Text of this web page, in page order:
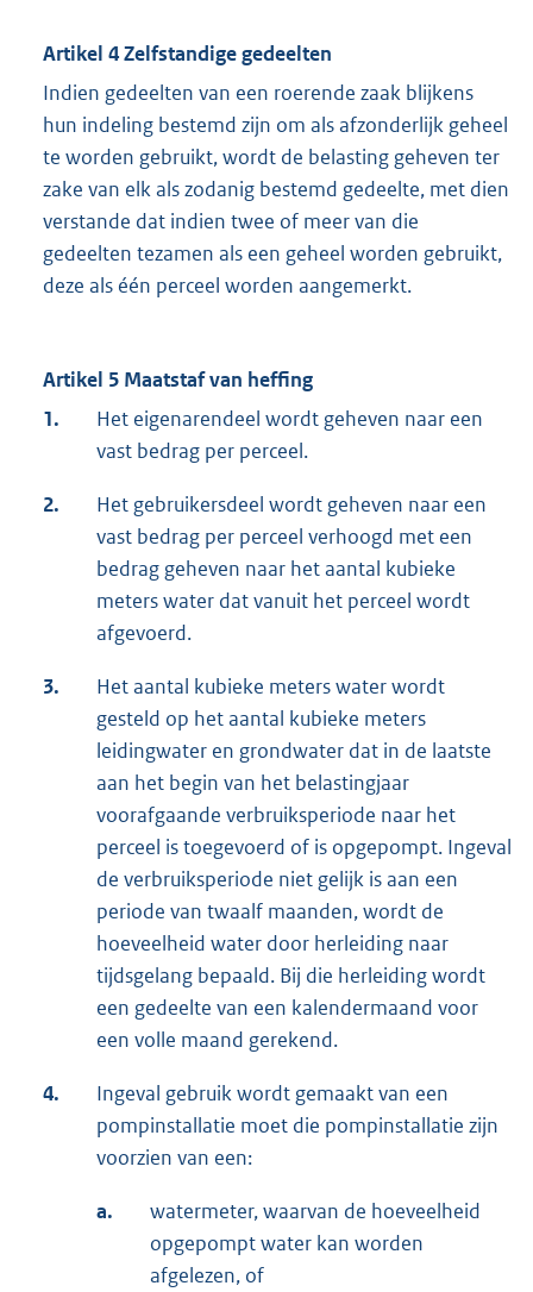
Artikel 4 Zelfstandige gedeelten
Indien gedeelten van een roerende zaak blijkens
hun indeling bestemd zijn om als afzonderlijk geheel
te worden gebruikt, wordt de belasting geheven ter
zake van elk als zodanig bestemd gedeelte, met dien
verstande dat indien twee of meer van die
gedeelten tezamen als een geheel worden gebruikt,
deze als één perceel worden aangemerkt.
Artikel 5 Maatstaf van heffing
1.
Het eigenarendeel wordt geheven naar een
vast bedrag per perceel.
2.
Het gebruikersdeel wordt geheven naar een
vast bedrag per perceel verhoogd met een
bedrag geheven naar het aantal kubieke
meters water dat vanuit het perceel wordt
afgevoerd.
3.
Het aantal kubieke meters water wordt
gesteld op het aantal kubieke meters
leidingwater en grondwater dat in de laatste
aan het begin van het belastingjaar
voorafgaande verbruiksperiode naar het
perceel is toegevoerd of is opgepompt. Ingeval
de verbruiksperiode niet gelijk is aan een
periode van twaalf maanden, wordt de
hoeveelheid water door herleiding naar
tijdsgelang bepaald. Bij die herleiding wordt
een gedeelte van een kalendermaand voor
een volle maand gerekend.
4.
Ingeval gebruik wordt gemaakt van een
pompinstallatie moet die pompinstallatie zijn
voorzien van een:
a.
watermeter, waarvan de hoeveelheid
opgepompt water kan worden
afgelezen, of